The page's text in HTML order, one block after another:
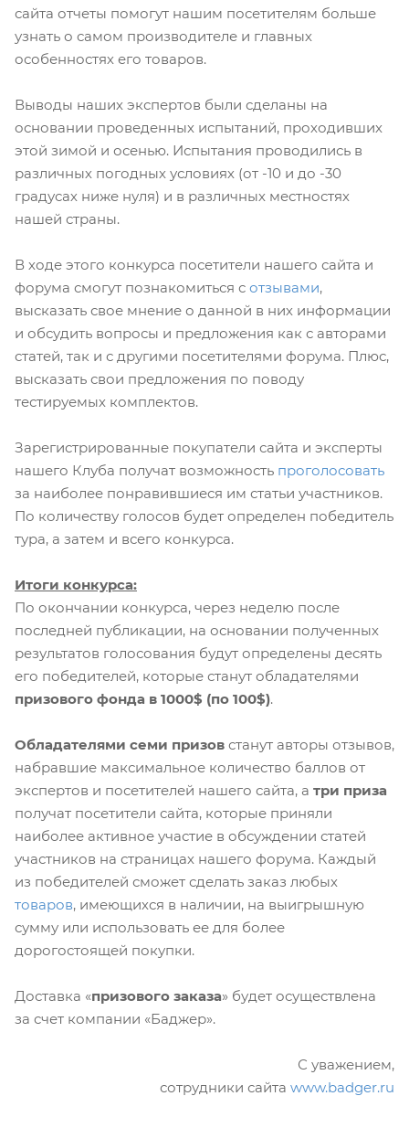
сайта отчеты помогут нашим посетителям больше
узнать о самом производителе и главных
особенностях его товаров.
Выводы наших экспертов были сделаны на
основании проведенных испытаний, проходивших
этой зимой и осенью. Испытания проводились в
различных погодных условиях (от -10 и до -30
градусах ниже нуля) и в различных местностях
нашей страны.
В ходе этого конкурса посетители нашего сайта и
форума смогут познакомиться с отзывами,
высказать свое мнение о данной в них информации
и обсудить вопросы и предложения как с авторами
статей, так и с другими посетителями форума. Плюс,
высказать свои предложения по поводу
тестируемых комплектов.
Зарегистрированные покупатели сайта и эксперты
нашего Клуба получат возможность проголосовать
за наиболее понравившиеся им статьи участников.
По количеству голосов будет определен победитель
тура, а затем и всего конкурса.
Итоги конкурса:
По окончании конкурса, через неделю после
последней публикации, на основании полученных
результатов голосования будут определены десять
его победителей, которые станут обладателями
призового фонда в 1000$ (по 100$).
Обладателями семи призов станут авторы отзывов,
набравшие максимальное количество баллов от
экспертов и посетителей нашего сайта, а три приза
получат посетители сайта, которые приняли
наиболее активное участие в обсуждении статей
участников на страницах нашего форума. Каждый
из победителей сможет сделать заказ любых
товаров, имеющихся в наличии, на выигрышную
сумму или использовать ее для более
дорогостоящей покупки.
Доставка «призового заказа» будет осуществлена
за счет компании «Баджер».
С уважением,
сотрудники сайта www.badger.ru